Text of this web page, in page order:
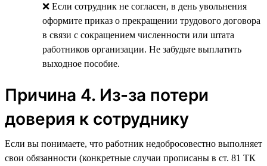
❌ Если сотрудник не согласен, в день увольнения
оформите приказ о прекращении трудового договора
в связи с сокращением численности или штата
работников организации. Не забудьте выплатить
выходное пособие.
Причина 4. Из-за потери
доверия к сотруднику
Если вы понимаете, что работник недобросовестно выполняет
свои обязанности (конкретные случаи прописаны в ст. 81 ТК